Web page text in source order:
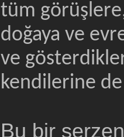
tüm görüşlere,
doğaya ve
ve
kendilerine
Bu bir